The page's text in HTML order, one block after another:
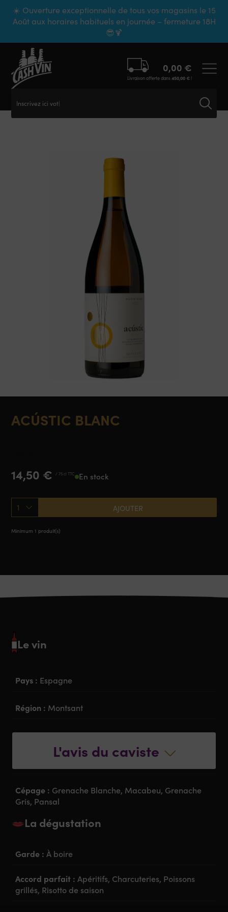
☀️ Ouverture exceptionnelle de tous vos magasins le 15
Août aux horaires habituels en journée – fermeture 18H
😎🍹
Inscrivez ici votre
0,00 €
Livraison offerte dans450,00 €!
ACÚSTIC BLANC
14,50 € / 75 cl TTC En stock
1 AJOUTER
Minimum 1 produit(s)
L'avis du caviste
Le vin
Pays : Espagne
Région : Montsant
Appellation :DO Montsant
Cépage : Grenache Blanche, Macabeu, Grenache
Gris, Pansal
La dégustation
Garde :À boire
Accord parfait :Apéritifs, Charcuteries, Poissons
grillés, Risotto de saison
Panneau de gestion des cookies